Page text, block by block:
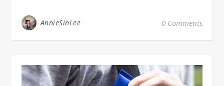
AnnieSinLee 0 Comments